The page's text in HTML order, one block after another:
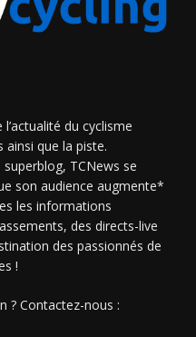
du cyclisme
que la piste.
TCNews se
son audience augmente*
les informations
des directs-live
des passionnés de
!
? Contactez-nous :